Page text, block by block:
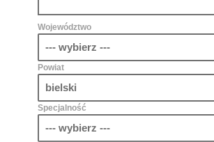
Województwo
Powiat
Specjalność